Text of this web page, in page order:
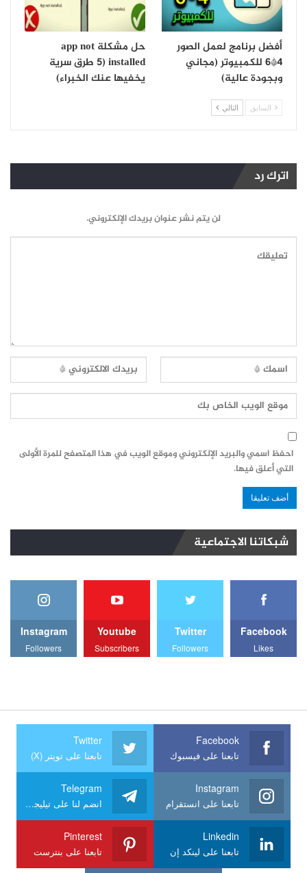
أفضل برنامج لعمل الصور
4*6 للكمبيوتر (مجاني
وبجودة عالية)
حل مشكلة app not
installed (5 طرق سرية
يخفيها عنك الخبراء)
السابق التالي
اترك رد
لن يتم نشر عنوان بريدك الإلكتروني.
احفظ اسمي والبريد الإلكتروني وموقع الويب في هذا المتصفح للمرة الأولى
التي أعلق فيها.
شبكاتنا الاجتماعية
Facebook
Likes
Twitter
Followers
Youtube
Subscribers
Instagram
Followers
Facebook
تابعنا على فيسبوك
Twitter
تابعنا على تويتر (X)
Instagram
تابعنا على انستقرام
Telegram
انضم لنا على تيليجرام
Linkedin
تابعنا على لينكد إن
Pinterest
تابعنا على بنترست